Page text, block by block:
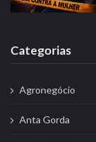
Categorias
Agronegócio
Anta Gorda